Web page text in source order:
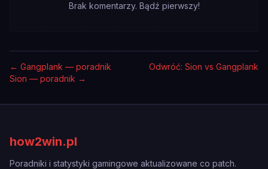
Brak komentarzy. Bądź pierwszy!
← Gangplank — poradnik
Odwróć: Sion vs Gangplank
Sion — poradnik →
how2win.pl
Poradniki i statystyki gamingowe aktualizowane co patch.